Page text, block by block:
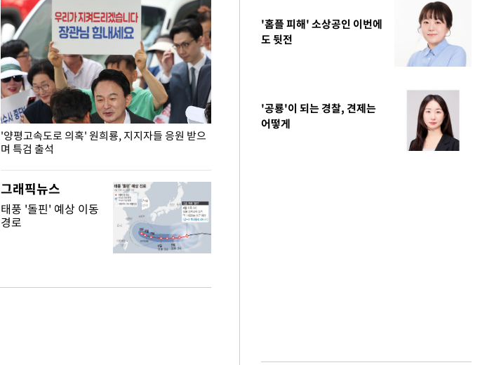
'양평고속도로 의혹' 원희룡, 지지자들 응원 받으
며 특검 출석
장동혁 "李 대
하다"
그래픽뉴스
태풍 '돌핀' 예상 이동
경로
'홈플 피해' 소상공인 이번에
도 뒷전
'공룡'이 되는 경찰, 견제는
어떻게